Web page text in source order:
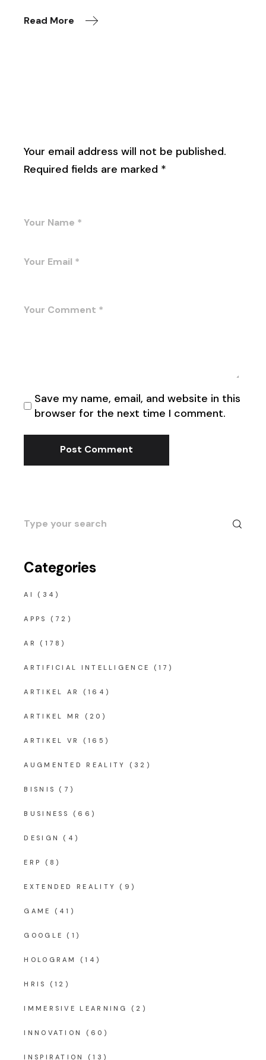
Read More
Your email address will not be published.
Required fields are marked *
Save my name, email, and website in this
browser for the next time I comment.
Post Comment
Search
for:
Categories
AI (34)
APPS (72)
AR (178)
ARTIFICIAL INTELLIGENCE (17)
ARTIKEL AR (164)
ARTIKEL MR (20)
ARTIKEL VR (165)
AUGMENTED REALITY (32)
BISNIS (7)
BUSINESS (66)
DESIGN (4)
ERP (8)
EXTENDED REALITY (9)
GAME (41)
GOOGLE (1)
HOLOGRAM (14)
HRIS (12)
IMMERSIVE LEARNING (2)
INNOVATION (60)
INSPIRATION (13)